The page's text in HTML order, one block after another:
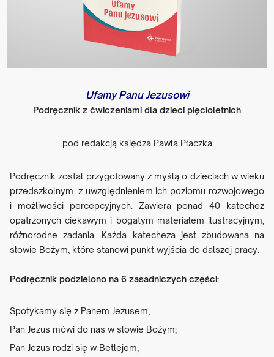
Ufamy Panu Jezusowi
Podręcznik z ćwiczeniami dla dzieci pięcioletnich
pod redakcją księdza Pawła Płaczka
Podręcznik został przygotowany z myślą o dzieciach w wieku
przedszkolnym, z uwzględnieniem ich poziomu rozwojowego
i możliwości percepcyjnych. Zawiera ponad 40 katechez
opatrzonych ciekawym i bogatym materiałem ilustracyjnym,
różnorodne zadania. Każda katecheza jest zbudowana na
słowie Bożym, które stanowi punkt wyjścia do dalszej pracy.
Podręcznik podzielono na 6 zasadniczych części:
Spotykamy się z Panem Jezusem;
Pan Jezus mówi do nas w słowie Bożym;
Pan Jezus rodzi się w Betlejem;